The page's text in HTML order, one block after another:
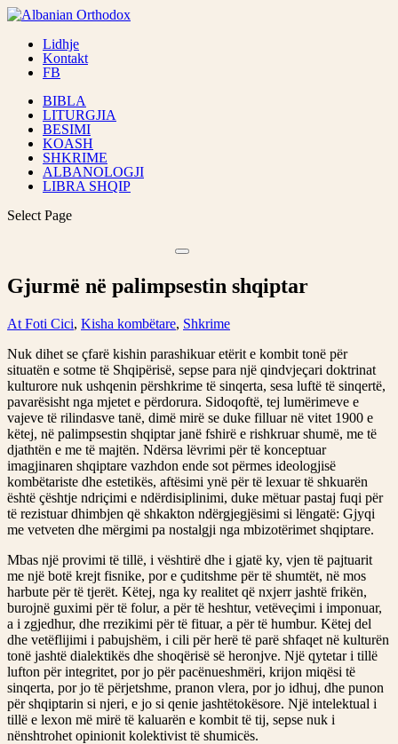
Lidhje
Kontakt
FB
BIBLA
LITURGJIA
BESIMI
KOASH
SHKRIME
ALBANOLOGJI
LIBRA SHQIP
Select Page
Gjurmë në palimpsestin shqiptar
At Foti Cici, Kisha kombëtare, Shkrime
Nuk dihet se çfarë kishin parashikuar etërit e kombit tonë për
situatën e sotme të Shqipërisë, sepse para një qindvjeçari doktrinat
kulturore nuk ushqenin përshkrime të sinqerta, sesa luftë të sinqertë,
pavarësisht nga mjetet e përdorura. Sidoqoftë, tej lumërimeve e
vajeve të rilindasve tanë, dimë mirë se duke filluar në vitet 1900 e
këtej, në palimpsestin shqiptar janë fshirë e rishkruar shumë, me të
djathtën e me të majtën. Ndërsa lëvrimi për të konceptuar
imagjinaren shqiptare vazhdon ende sot përmes ideologjisë
kombëtariste dhe estetikës, aftësimi ynë për të lexuar të shkuarën
është çështje ndriçimi e ndërdisiplinimi, duke mëtuar pastaj fuqi për
të rezistuar dhimbjen që shkakton ndërgjegjësimi si lëngatë: Gjyqi
me vetveten dhe mërgimi pa nostalgji nga mbizotërimet shqiptare.
Mbas një provimi të tillë, i vështirë dhe i gjatë ky, vjen të pajtuarit
me një botë krejt fisnike, por e çuditshme për të shumtët, në mos
harbute për të tjerët. Këtej, nga ky realitet që nxjerr jashtë frikën,
burojnë guximi për të folur, a për të heshtur, vetëveçimi i imponuar,
a i zgjedhur, dhe rrezikimi për të fituar, a për të humbur. Këtej del
dhe vetëflijimi i pabujshëm, i cili për herë të parë shfaqet në kulturën
tonë jashtë dialektikës dhe shoqërisë së heronjve. Një qytetar i tillë
lufton për integritet, por jo për pacënueshmëri, krijon miqësi të
sinqerta, por jo të përjetshme, pranon vlera, por jo idhuj, dhe punon
për shqiptarin si njeri, e jo si qenie jashtëtokësore. Një intelektual i
tillë e lexon më mirë të kaluarën e kombit të tij, sepse nuk i
nënshtrohet opinionit kolektivist të shumicës.